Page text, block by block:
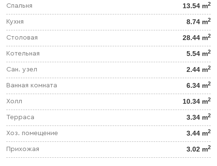
Спальня 13.54 m2
Кухня 8.74 m2
Столовая 28.44 m2
Котельная 5.54 m2
Сан. узел 2.44 m2
Ванная комната 6.34 m2
Холл 10.34 m2
Терраса 3.34 m2
Хоз. помещение 3.44 m2
Прихожая 3.02 m2